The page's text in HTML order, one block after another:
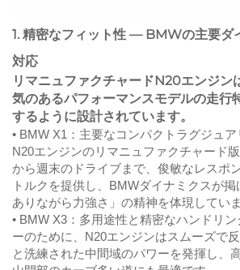
1. 精密なフィット性 — BMWの主要ダ
対応
リマニュファクチャードN20エンジン
気のあるパフォーマンスモデルの走行
するように設計されています。
• BMW X1：主要なコンパクトラグジュア
N20エンジンのリマニュファクチャード
から週末のドライブまで、俊敏なレスポ
トルクを提供し、BMWダイナミクスが
ありながら力強さ」の精神を体現していま
• BMW X3：多用途性と精密なハンドリ
ーのために、N20エンジンはスムーズで
と洗練された中間域のパワーを発揮し、